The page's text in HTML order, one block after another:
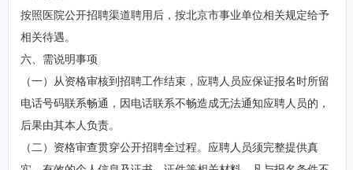
按照医院公开招聘渠道聘用后，按北京市事业单位相关规定给予
相关待遇。
六、需说明事项
（一）从资格审核到招聘工作结束，应聘人员应保证报名时所留
电话号码联系畅通，因电话联系不畅造成无法通知应聘人员的，
后果由其本人负责。
（二）资格审查贯穿公开招聘全过程。应聘人员须完整提供真